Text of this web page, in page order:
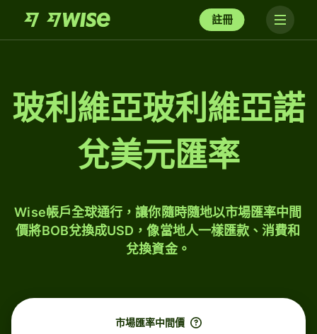
註冊
玻利維亞玻利維亞諾
兌美元匯率
Wise帳戶全球通行，讓你隨時隨地以市場匯率中間
價將BOB兌換成USD，像當地人一樣匯款、消費和
兌換資金。
市場匯率中間價